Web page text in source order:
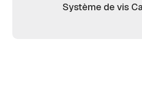
Système de vis